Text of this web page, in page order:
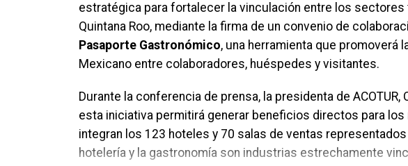
estratégica para fortalecer la vinculación entre los
Quintana Roo, mediante la firma de un convenio de
Pasaporte Gastronómico, una herramienta que promoverá
Mexicano entre colaboradores, huéspedes y visitantes.
Durante la conferencia de prensa, la presidenta de
esta iniciativa permitirá generar beneficios directos para
integran los 123 hoteles y 70 salas de ventas
hotelería y la gastronomía son industrias estrechamente